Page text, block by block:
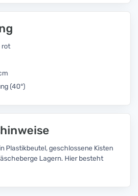
rot
(40°)
Plastikbeutel, geschlossene Kisten
Lagern. Hier besteht